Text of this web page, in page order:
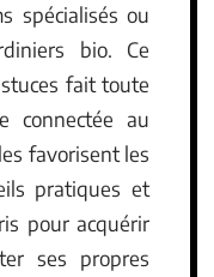
spécialisés ou
bio. Ce
fait toute
connectée au
favorisent les
pratiques et
pour acquérir
ses propres